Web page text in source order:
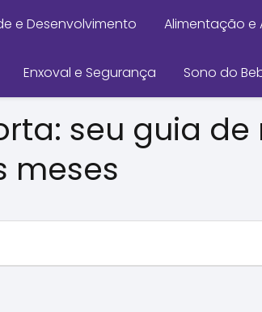
e Desenvolvimento Alimentação
Enxoval e Segurança Sono do
seu guia
meses